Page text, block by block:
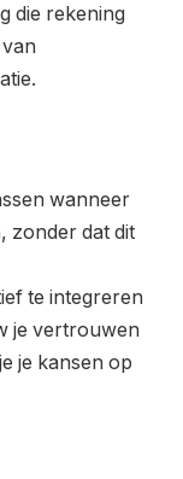
die rekening
wanneer
zonder dat dit
te integreren
je vertrouwen
je kansen op